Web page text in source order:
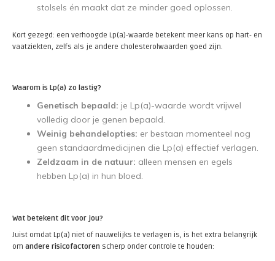
stolsels én maakt dat ze minder goed oplossen.
Kort gezegd: een verhoogde Lp(a)-waarde betekent meer kans op hart- en
vaatziekten, zelfs als je andere cholesterolwaarden goed zijn.
Waarom is Lp(a) zo lastig?
Genetisch bepaald: je Lp(a)-waarde wordt vrijwel
volledig door je genen bepaald.
Weinig behandelopties: er bestaan momenteel nog
geen standaardmedicijnen die Lp(a) effectief verlagen.
Zeldzaam in de natuur: alleen mensen en egels
hebben Lp(a) in hun bloed.
Wat betekent dit voor jou?
Juist omdat Lp(a) niet of nauwelijks te verlagen is, is het extra belangrijk
om andere risicofactoren scherp onder controle te houden: